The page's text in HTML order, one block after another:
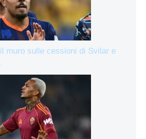
muro sulle cessioni di Svilar e